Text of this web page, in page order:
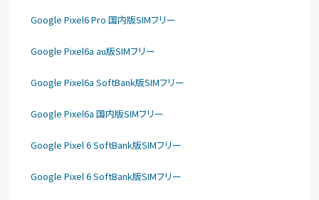
Google Pixel6 Pro 国内版SIMフリー
Google Pixel6a au版SIMフリー
Google Pixel6a SoftBank版SIMフリー
Google Pixel6a 国内版SIMフリー
Google Pixel 6 SoftBank版SIMフリー
Google Pixel 6 SoftBank版SIMフリー